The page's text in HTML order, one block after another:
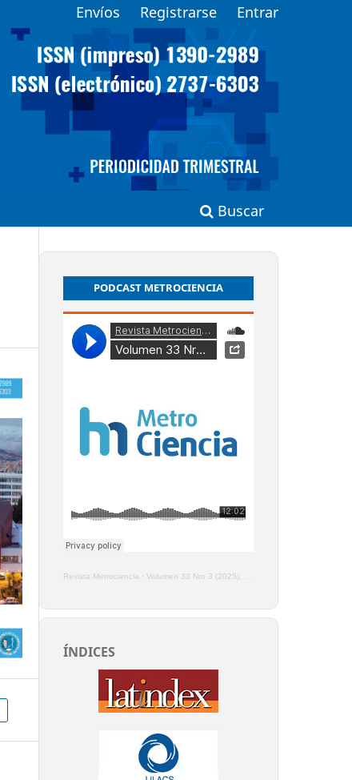
Buscar
Envíos Registrarse Entrar
PODCAST METROCIENCIA
Revista Metrociencia · Volumen 33 Nro 3 (2025), Enero - Marzo
ÍNDICES